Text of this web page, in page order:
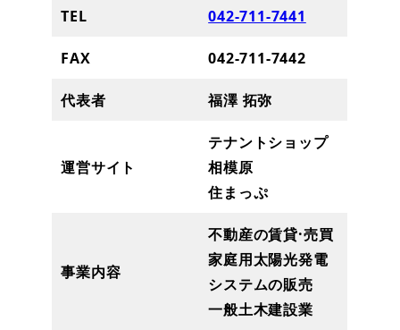
TEL 042-711-7441
FAX 042-711-7442
代表者 福澤 拓弥
運営サイト
テナントショップ
相模原
住まっぷ
事業内容
不動産の賃貸·売買
家庭用太陽光発電
システムの販売
一般土木建設業